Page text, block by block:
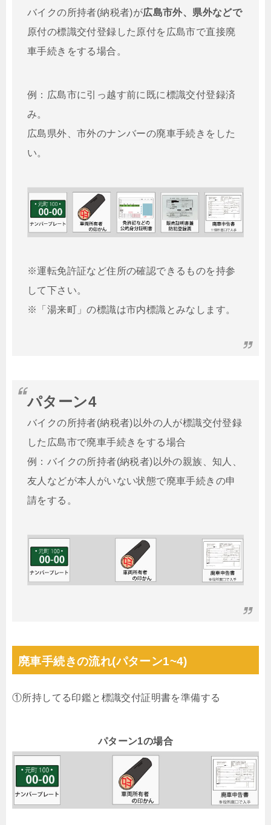
バイクの所持者(納税者)が広島市外、県外などで
原付の標識交付登録した原付を広島市で直接廃
車手続きをする場合。
例：広島市に引っ越す前に既に標識交付登録済
み。
広島県外、市外のナンバーの廃車手続きをした
い。
※運転免許証など住所の確認できるものを持参
して下さい。
※「湯来町」の標識は市内標識とみなします。
パターン4
バイクの所持者(納税者)以外の人が標識交付登録
した広島市で廃車手続きをする場合
例：バイクの所持者(納税者)以外の親族、知人、
友人などが本人がいない状態で廃車手続きの申
請をする。
廃車手続きの流れ(パターン1~4)
①所持してる印鑑と標識交付証明書を準備する
パターン1の場合